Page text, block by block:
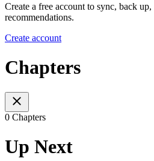
Create a free account to sync, back up,
recommendations.
Create account
Chapters
0 Chapters
Up Next